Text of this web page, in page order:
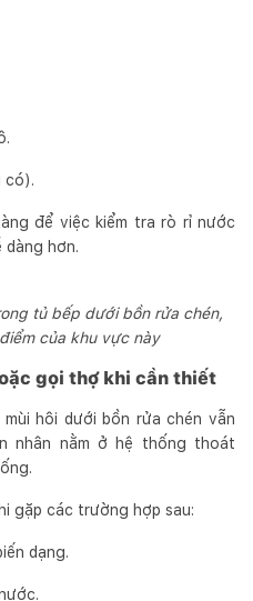
có).
để việc kiểm tra rò rỉ nước
dàng hơn.
tủ bếp dưới bồn rửa chén,
của khu vực này
gọi thợ khi cần thiết
hôi dưới bồn rửa chén vẫn
nhân nằm ở hệ thống thoát
gặp các trường hợp sau:
dạng.